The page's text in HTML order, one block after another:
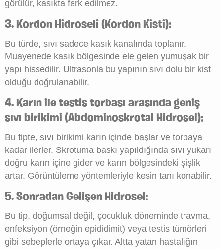
görülür, kasıkta fark edilmez.
3. Kordon Hidroseli (Kordon Kisti):
Bu türde, sıvı sadece kasık kanalında toplanır.
Muayenede kasık bölgesinde ele gelen yumuşak bir
yapı hissedilir. Ultrasonla bu yapının sıvı dolu bir kist
olduğu doğrulanabilir.
4. Karın ile testis torbası arasında geniş
sıvı birikimi (Abdominoskrotal Hidrosel):
Bu tipte, sıvı birikimi karın içinde başlar ve torbaya
kadar ilerler. Skrotuma baskı yapıldığında sıvı yukarı
doğru karın içine gider ve karın bölgesindeki şişlik
artar. Görüntüleme yöntemleriyle kesin tanı konabilir.
5. Sonradan Gelişen Hidrosel:
Bu tip, doğumsal değil, çocukluk döneminde travma,
enfeksiyon (örneğin epididimit) veya testis tümörleri
gibi sebeplerle ortaya çıkar. Altta yatan hastalığın